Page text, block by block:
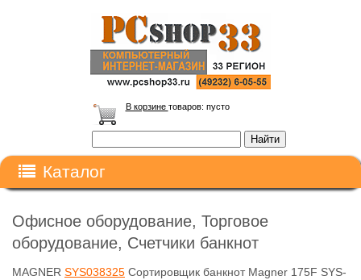
В корзине товаров: пусто
Каталог
Офисное оборудование, Торговое
оборудование, Счетчики банкнот
MAGNER SYS038325 Сортировщик банкнот Magner 175F SYS-